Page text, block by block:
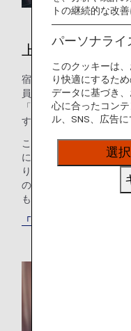
上海のホテル
宿泊施設のご予約はお
員のお客様は、世界の
「ANAワールドホテル
することができます。
このサービスを使えば、
にログインして最適な
り使ったりできます。
の方も、ご出張のニーズ
も、最適な「もうひと
「ANAワールドホテル
トの継続的な改
パーソナライ
このクッキーは
り快適にするた
データに基づき
心に合ったコン
ル、SNS、広告に
選